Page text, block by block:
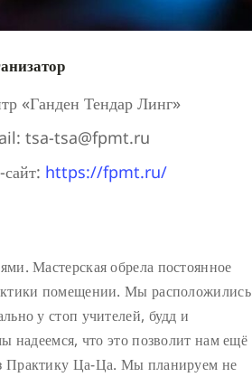
«Ганден Тендар Линг»
tsa-tsa@fpmt.ru
https://fpmt.ru/
Мастерская обрела постоянное
помещении. Мы расположились
у стоп учителей, будд и
надеемся, что это позволит нам ещё
Практику Ца-Ца. Мы планируем не